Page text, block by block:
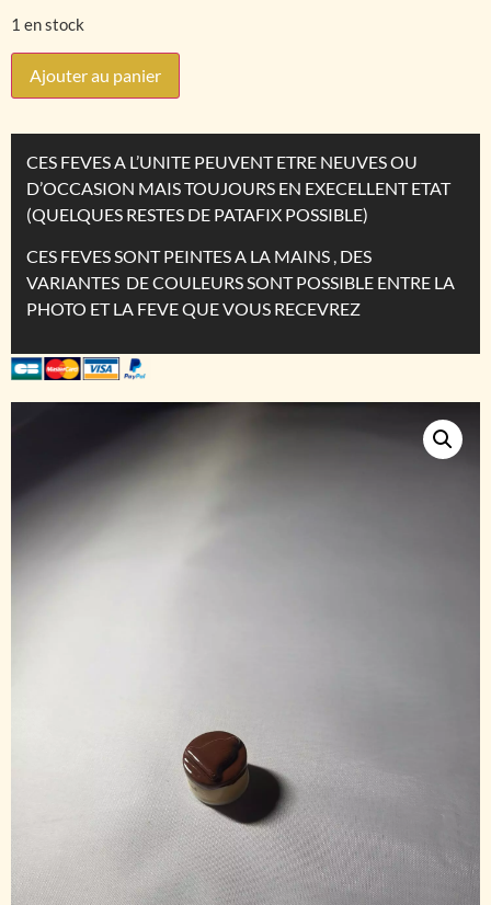
1 en stock
Ajouter au panier
CES FEVES A L’UNITE PEUVENT ETRE NEUVES OU
D’OCCASION MAIS TOUJOURS EN EXECELLENT ETAT
(QUELQUES RESTES DE PATAFIX POSSIBLE)
CES FEVES SONT PEINTES A LA MAINS , DES
VARIANTES DE COULEURS SONT POSSIBLE ENTRE LA
PHOTO ET LA FEVE QUE VOUS RECEVREZ